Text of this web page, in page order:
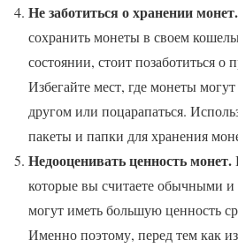
Не заботиться о хранении монет.
сохранить монеты в своем
состоянии, стоит позаботиться о
Избегайте мест, где монеты могут
другом или поцарапаться.
пакеты и папки для хранения
Недооценивать ценность монет.
которые вы считаете обычными и
могут иметь большую ценность
Именно поэтому, перед тем как